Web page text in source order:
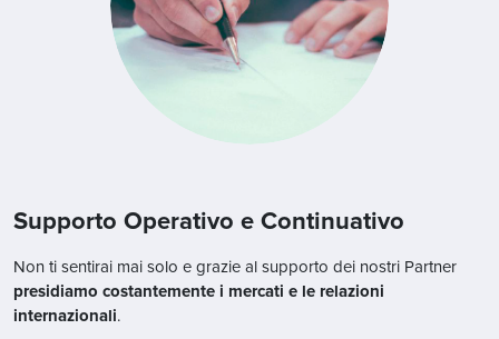
Supporto Operativo e Continuativo
Non ti sentirai mai solo e grazie al supporto dei nostri Partner
presidiamo costantemente i mercati e le relazioni
internazionali.